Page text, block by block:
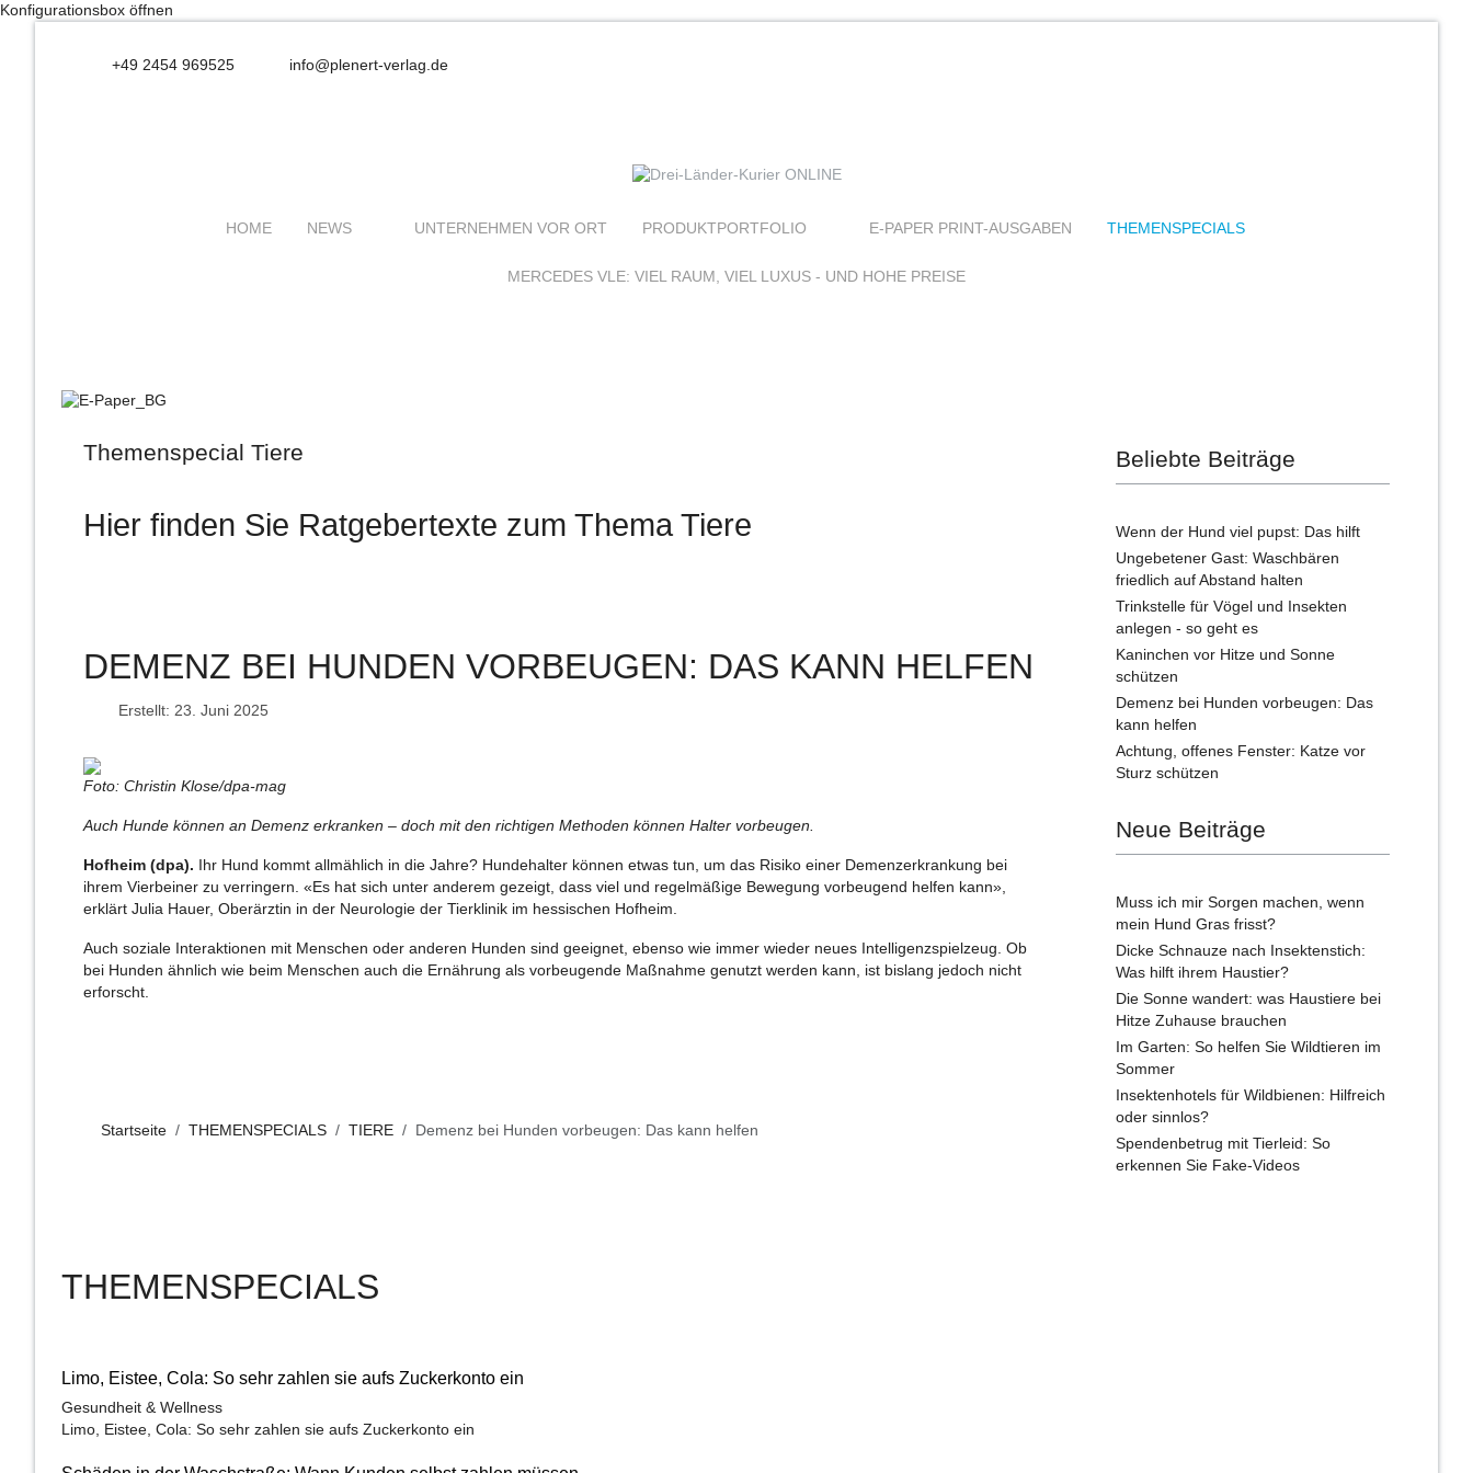
Konfigurationsbox öffnen
+49 2454 969525 info@plenert-verlag.de
HOME NEWS UNTERNEHMEN VOR ORT PRODUKTPORTFOLIO E-PAPER PRINT-AUSGABEN THEMENSPECIALS
MERCEDES VLE: VIEL RAUM, VIEL LUXUS - UND HOHE PREISE
Themenspecial Tiere
Hier finden Sie Ratgebertexte zum Thema Tiere
DEMENZ BEI HUNDEN VORBEUGEN: DAS KANN HELFEN
Erstellt: 23. Juni 2025
Foto: Christin Klose/dpa-mag
Auch Hunde können an Demenz erkranken – doch mit den richtigen Methoden können Halter vorbeugen.
Hofheim (dpa). Ihr Hund kommt allmählich in die Jahre? Hundehalter können etwas tun, um das Risiko einer Demenzerkrankung bei
ihrem Vierbeiner zu verringern. «Es hat sich unter anderem gezeigt, dass viel und regelmäßige Bewegung vorbeugend helfen kann»,
erklärt Julia Hauer, Oberärztin in der Neurologie der Tierklinik im hessischen Hofheim.
Auch soziale Interaktionen mit Menschen oder anderen Hunden sind geeignet, ebenso wie immer wieder neues Intelligenzspielzeug. Ob
bei Hunden ähnlich wie beim Menschen auch die Ernährung als vorbeugende Maßnahme genutzt werden kann, ist bislang jedoch nicht
erforscht.
Startseite THEMENSPECIALS TIERE Demenz bei Hunden vorbeugen: Das kann helfen
Beliebte Beiträge
Wenn der Hund viel pupst: Das hilft
Ungebetener Gast: Waschbären
friedlich auf Abstand halten
Trinkstelle für Vögel und Insekten
anlegen - so geht es
Kaninchen vor Hitze und Sonne
schützen
Demenz bei Hunden vorbeugen: Das
kann helfen
Achtung, offenes Fenster: Katze vor
Sturz schützen
Neue Beiträge
Muss ich mir Sorgen machen, wenn
mein Hund Gras frisst?
Dicke Schnauze nach Insektenstich:
Was hilft ihrem Haustier?
Die Sonne wandert: was Haustiere bei
Hitze Zuhause brauchen
Im Garten: So helfen Sie Wildtieren im
Sommer
Insektenhotels für Wildbienen: Hilfreich
oder sinnlos?
Spendenbetrug mit Tierleid: So
erkennen Sie Fake-Videos
THEMENSPECIALS
Limo, Eistee, Cola: So sehr zahlen sie aufs Zuckerkonto ein
Gesundheit & Wellness
Limo, Eistee, Cola: So sehr zahlen sie aufs Zuckerkonto ein